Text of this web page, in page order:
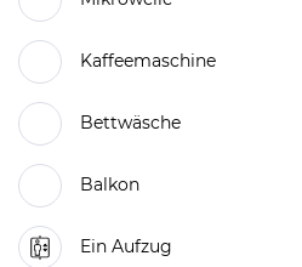
Kaffeemaschine
Bettwäsche
Balkon
Ein Aufzug